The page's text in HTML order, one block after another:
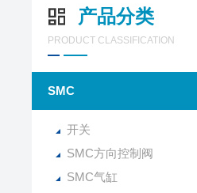
产品分类
PRODUCT CLASSIFICATION
SMC
开关
SMC方向控制阀
SMC气缸